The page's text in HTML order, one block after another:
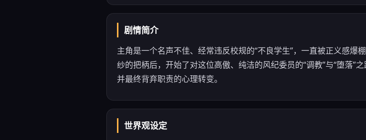
剧情简介
主角是一个名声不佳、经常违反校规的“不良学生”，一直被正义感爆
纱的把柄后，开始了对这位高傲、纯洁的风纪委员的“调教”与“堕落”
并最终背弃职责的心理转变。
世界观设定